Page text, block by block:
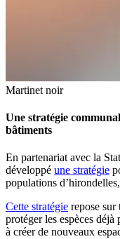
Martinet noir
Une stratégie
bâtiments
En partenariat avec la
développé une stratégie
populations
Cette stratégie repose sur
protéger les espèces
à créer de nouveaux